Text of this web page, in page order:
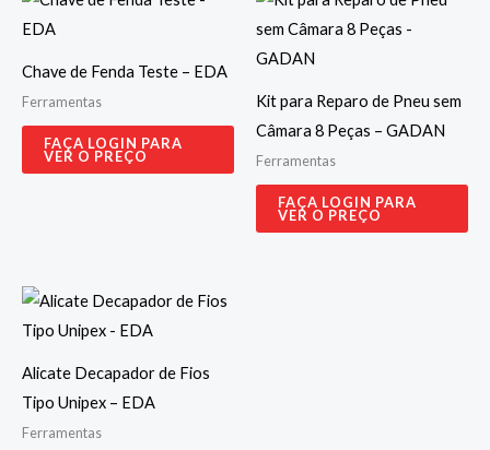
Chave de Fenda Teste – EDA
Ferramentas
FAÇA LOGIN PARA
VER O PREÇO
Kit para Reparo de Pneu sem
Câmara 8 Peças – GADAN
Ferramentas
FAÇA LOGIN PARA
VER O PREÇO
Alicate Decapador de Fios
Tipo Unipex – EDA
Ferramentas